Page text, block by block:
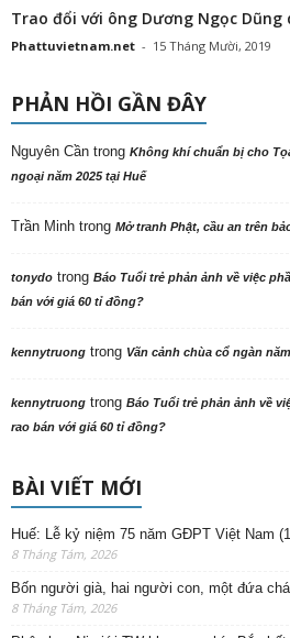
Trao đổi với ông Dương Ngọc Dũng
Phattuvietnam.net - 15 Tháng Mười, 2019
PHẢN HỒI GẦN ĐÂY
Nguyên Cần trong Không khí chuẩn bị cho
ngoại năm 2025 tại Huế
Trần Minh trong Mở tranh Phật, cầu an trên
tonydo trong Báo Tuổi trẻ phản ảnh về việc
bán với giá 60 tỉ đồng?
kennytruong trong Vãn cảnh chùa cổ ngàn
kennytruong trong Báo Tuổi trẻ phản ảnh về
rao bán với giá 60 tỉ đồng?
BÀI VIẾT MỚI
Huế: Lễ kỷ niệm 75 năm GĐPT Việt Nam
8 Tháng Tám, 2026
Bốn người già, hai người con, một đứa
8 Tháng Tám, 2026